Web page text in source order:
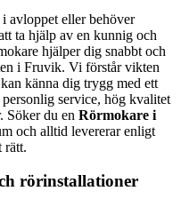
avloppet eller behöver
ta hjälp av en kunnig och
hjälper dig snabbt och
i Fruvik. Vi förstår vikten
känna dig trygg med ett
service, hög kvalitet
Söker du en Rörmokare i
och alltid levererar enligt
rätt.
rörinstallationer